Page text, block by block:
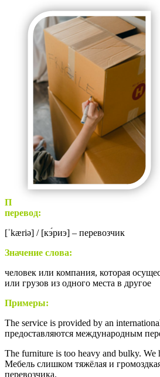
П
перевод:
[ˈkæriə] / [кэ́риэ] – перевозчик
Значение слова:
человек или компания, которая
или грузов из одного места в другое
Примеры:
The service is provided by an
предоставляются международным
The furniture is too heavy and bulky. We
Мебель слишком тяжёлая и
перевозчика.